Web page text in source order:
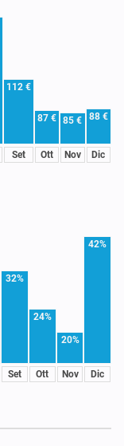
112 €
Set
87 €
Ott
85 €
Nov
88 €
Dic
32%
Set
24%
Ott
20%
Nov
42%
Dic